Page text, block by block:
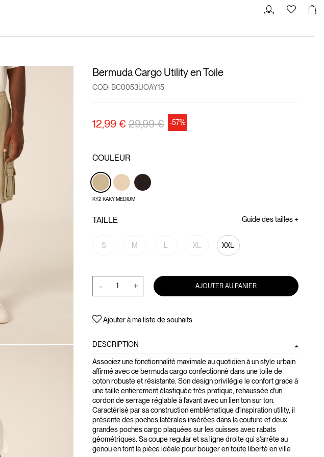
Bermuda Cargo Utility en Toile
COD: BC0053UOAY15
12,99 €Prix réduit de
29,99 €à -57%
COULEUR
KY2 KAKY MEDIUM
TAILLE
S M XL XXL
Guide des tailles +
- + AJOUTER AU PANIER
Ajouter à ma liste de souhaits
DESCRIPTION
Associez une fonctionnalité maximale au quotidien à un style urbain
affirmé avec ce bermuda cargo confectionné dans une toile de
coton robuste et résistante. Son design privilégie le confort grace à
une taille entièrement élastiquée très pratique, rehaussée d'un
cordon de serrage réglable à l'avant avec un lien ton sur ton.
Caractérisé par sa construction emblématique d'inspiration utility, il
présente des poches latérales insérées dans la couture et deux
grandes poches cargo plaquées sur les cuisses avec rabats
géométriques. Sa coupe regular et sa ligne droite qui s'arrête au
genou en font la pièce idéale pour bouger en toute liberté en ville